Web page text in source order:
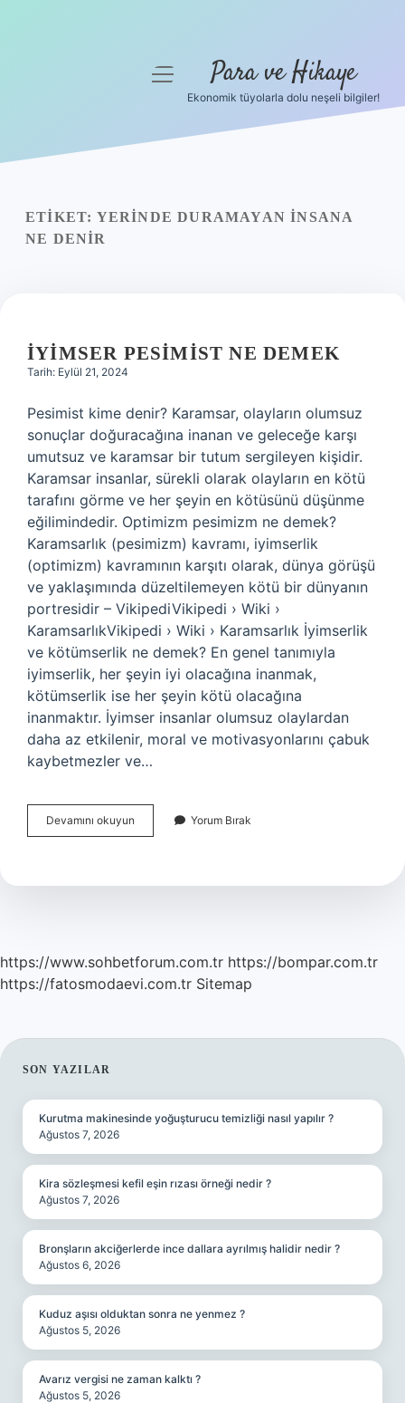
Yasal Uyarı
menüyü
Para ve Hikaye
Ekonomik tüyolarla dolu neşeli bilgiler!
ETIKET: YERINDE DURAMAYAN INSANA
NE DENIR
İYIMSER PESIMIST NE DEMEK
Tarih: Eylül 21, 2024
Pesimist kime denir? Karamsar, olayların olumsuz
sonuçlar doğuracağına inanan ve geleceğe karşı
umutsuz ve karamsar bir tutum sergileyen kişidir.
Karamsar insanlar, sürekli olarak olayların en kötü
tarafını görme ve her şeyin en kötüsünü düşünme
eğilimindedir. Optimizm pesimizm ne demek?
Karamsarlık (pesimizm) kavramı, iyimserlik
(optimizm) kavramının karşıtı olarak, dünya görüşü
ve yaklaşımında düzeltilemeyen kötü bir dünyanın
portresidir – VikipediVikipedi › Wiki ›
KaramsarlıkVikipedi › Wiki › Karamsarlık İyimserlik
ve kötümserlik ne demek? En genel tanımıyla
iyimserlik, her şeyin iyi olacağına inanmak,
kötümserlik ise her şeyin kötü olacağına
inanmaktır. İyimser insanlar olumsuz olaylardan
daha az etkilenir, moral ve motivasyonlarını çabuk
kaybetmezler ve…
Devamını okuyun
Pesimist
Yorum Bırak
https://www.sohbetforum.com.tr https://bompar.com.tr
https://fatosmodaevi.com.tr Sitemap
SIDEBAR
SON YAZILAR
Kurutma makinesinde yoğuşturucu temizliği nasıl yapılır ?
Ağustos 7, 2026
Kira sözleşmesi kefil eşin rızası örneği nedir ?
Ağustos 7, 2026
Bronşların akciğerlerde ince dallara ayrılmış halidir nedir ?
Ağustos 6, 2026
Kuduz aşısı olduktan sonra ne yenmez ?
Ağustos 5, 2026
Avarız vergisi ne zaman kalktı ?
Ağustos 5, 2026